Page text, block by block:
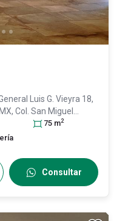
Luis G. Vieyra 18,
Col. San Miguel
Hidalgo, DF / CDMX
75 m2
Consultar